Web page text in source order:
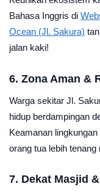
Bahasa Inggris di
Ocean (Jl. Sakura)
jalan kaki!
6. Zona Aman &
Warga sekitar Jl.
hidup berdampingan
Keamanan
orang tua lebih
7. Dekat Masjid